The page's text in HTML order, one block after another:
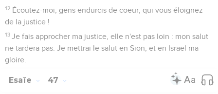
12 Écoutez-moi, gens endurcis de coeur, qui vous éloignez
de la justice !
13 Je fais approcher ma justice, elle n'est pas loin : mon salut
ne tardera pas. Je mettrai le salut en Sion, et en Israël ma
gloire.
Esaïe 47